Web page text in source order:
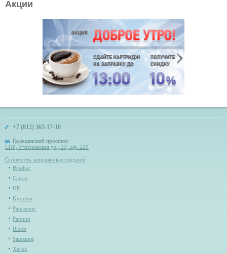
Акции
+7 (812) 363-17-10
Гражданский проспект
СПб, Учительская ул., 23, оф. 220
Стоимость заправки картриджей
Brother
Canon
HP
Kyocera
Panasonic
Pantum
Ricoh
Samsung
Xerox